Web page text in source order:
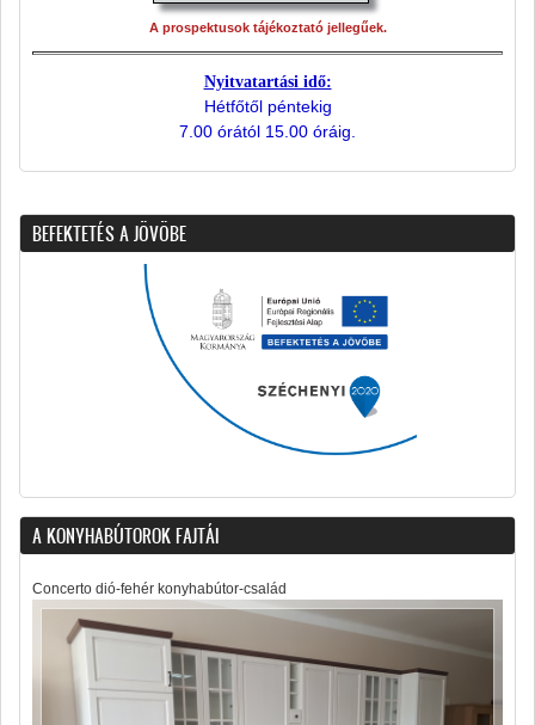
A prospektusok tájékoztató jellegűek.
Nyitvatartási idő:
Hétfőtől péntekig
7.00 órától 15.00 óráig.
BEFEKTETÉS A JÖVÖBE
A KONYHABÚTOROK FAJTÁI
Concerto dió-fehér konyhabútor-család